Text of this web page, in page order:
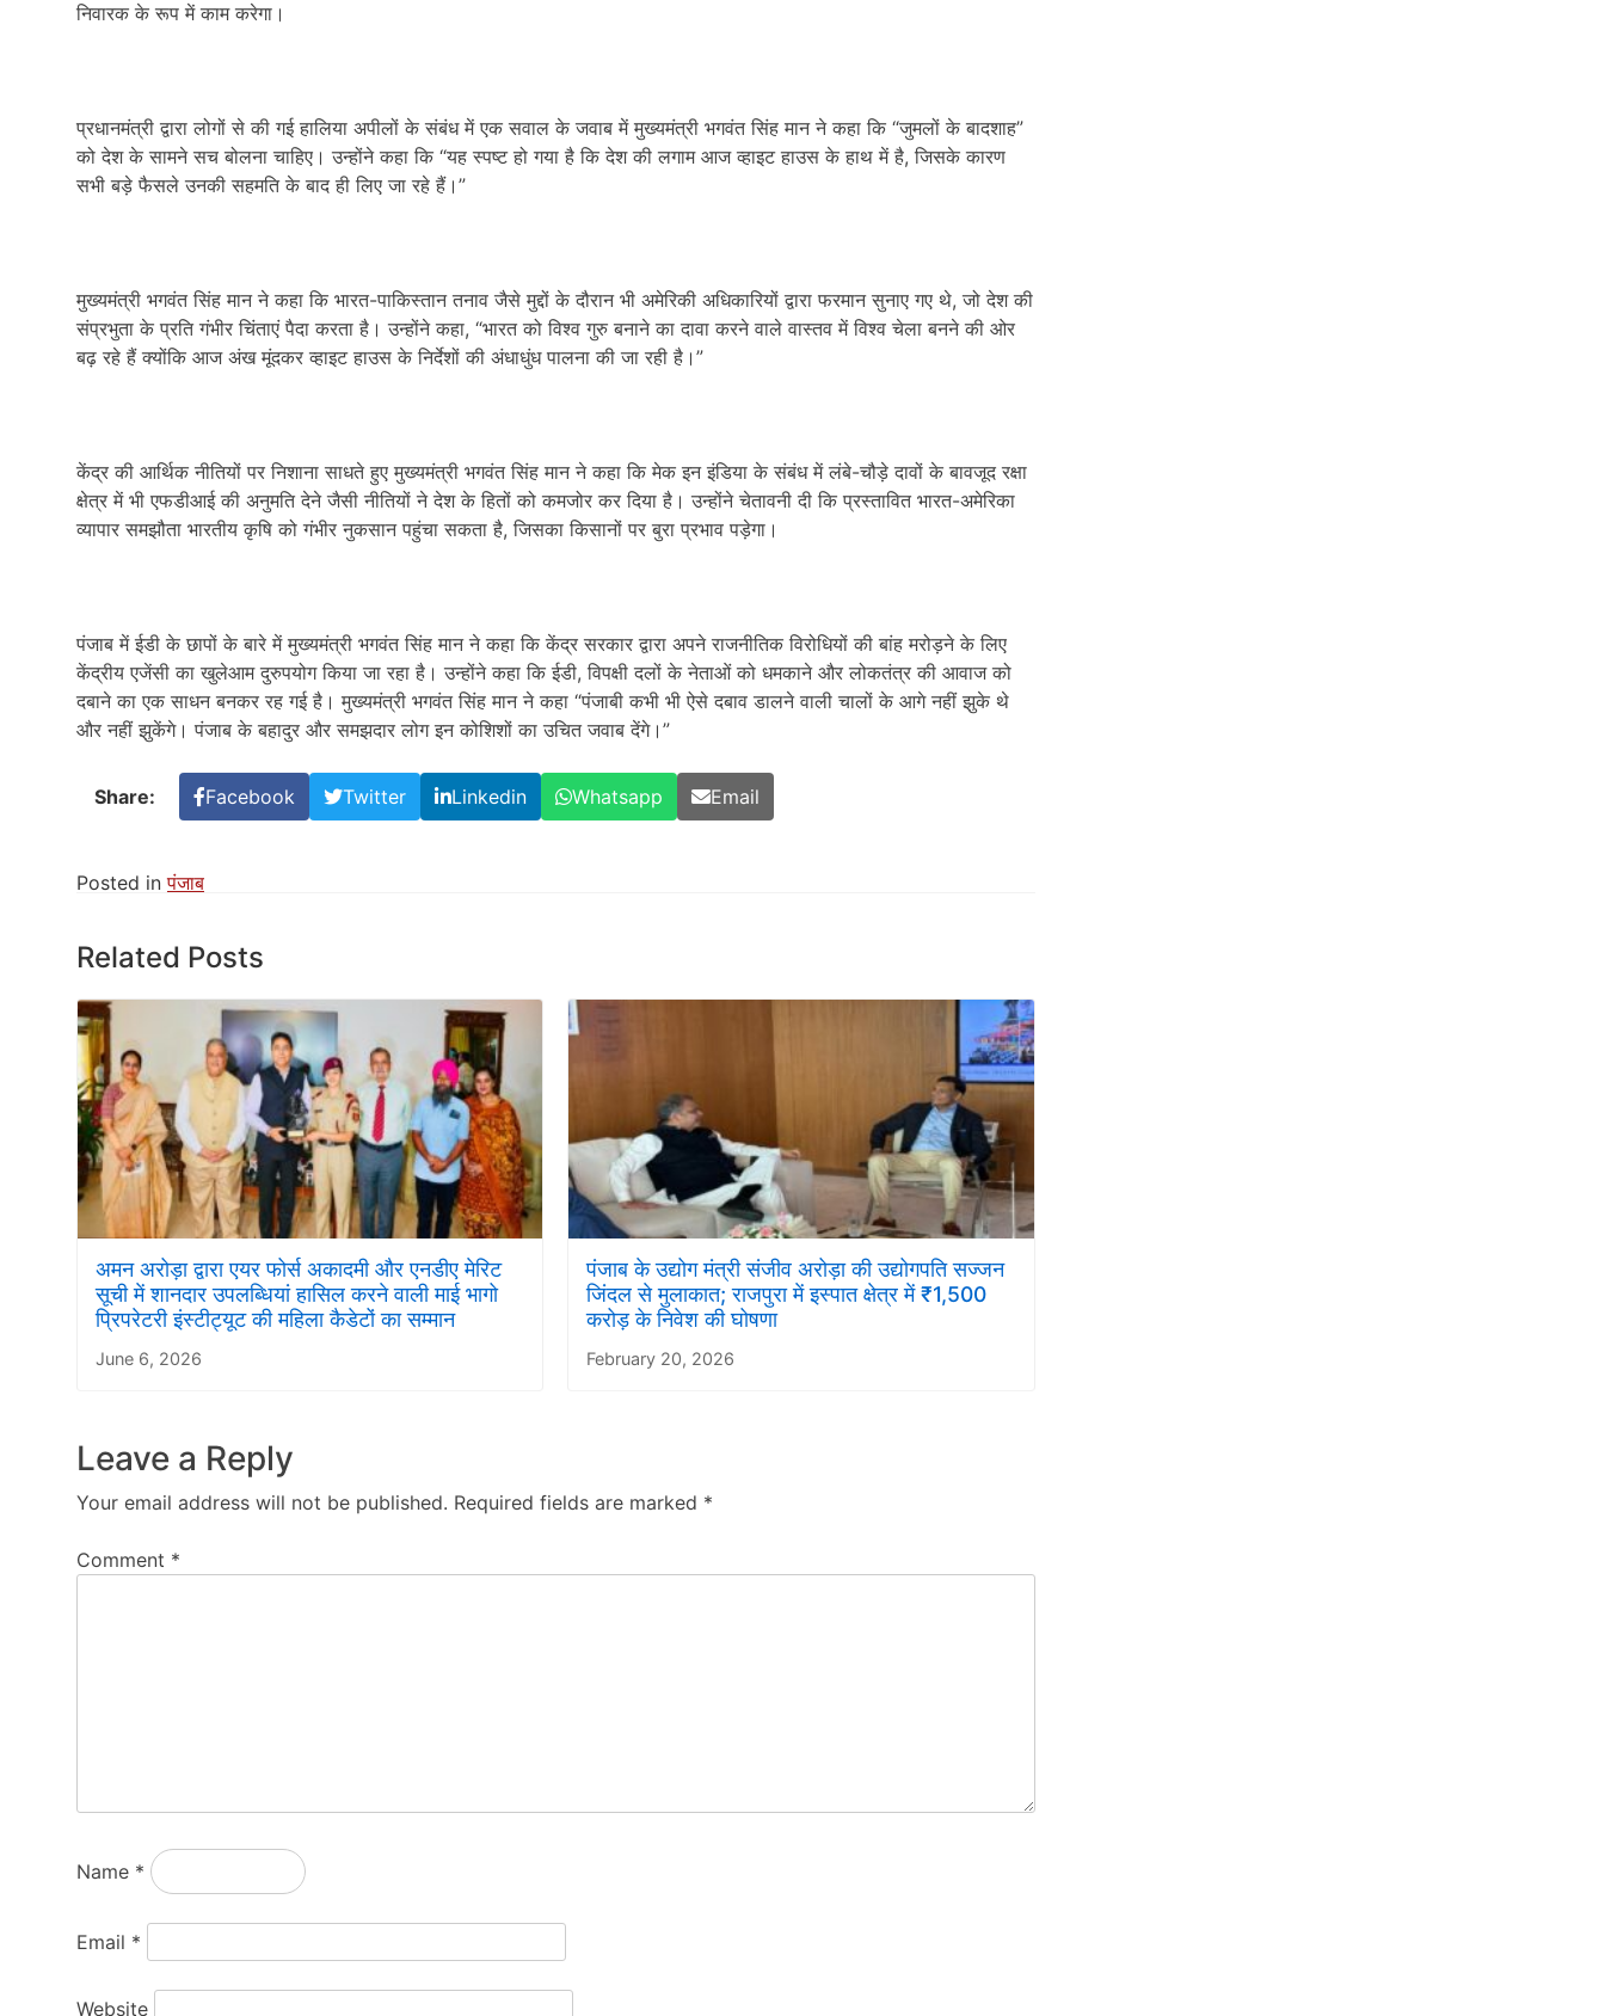
निवारक के रूप में काम करेगा।
प्रधानमंत्री द्वारा लोगों से की गई हालिया अपीलों के संबंध में एक सवाल के जवाब में मुख्यमंत्री भगवंत सिंह मान ने कहा कि “जुमलों के बादशाह”
को देश के सामने सच बोलना चाहिए। उन्होंने कहा कि “यह स्पष्ट हो गया है कि देश की लगाम आज व्हाइट हाउस के हाथ में है,जिसके कारण
सभी बड़े फैसले उनकी सहमति के बाद ही लिए जा रहे हैं।”
मुख्यमंत्री भगवंत सिंह मान ने कहा कि भारत-पाकिस्तान तनाव जैसे मुद्दों के दौरान भी अमेरिकी अधिकारियों द्वारा फरमान सुनाए गए थे,जो देश की
संप्रभुता के प्रति गंभीर चिंताएं पैदा करता है। उन्होंने कहा, “भारत को विश्व गुरु बनाने का दावा करने वाले वास्तव में विश्व चेला बनने की ओर
बढ़ रहे हैं क्योंकि आज अंख मूंदकर व्हाइट हाउस के निर्देशों की अंधाधुंध पालना की जा रही है।”
केंद्र की आर्थिक नीतियों पर निशाना साधते हुए मुख्यमंत्री भगवंत सिंह मान ने कहा कि मेक इन इंडिया के संबंध में लंबे-चौड़े दावों के बावजूद रक्षा
क्षेत्र में भी एफडीआई की अनुमति देने जैसी नीतियों ने देश के हितों को कमजोर कर दिया है। उन्होंने चेतावनी दी कि प्रस्तावित भारत-अमेरिका
व्यापार समझौता भारतीय कृषि को गंभीर नुकसान पहुंचा सकता है,जिसका किसानों पर बुरा प्रभाव पड़ेगा।
पंजाब में ईडी के छापों के बारे में मुख्यमंत्री भगवंत सिंह मान ने कहा कि केंद्र सरकार द्वारा अपने राजनीतिक विरोधियों की बांह मरोड़ने के लिए
केंद्रीय एजेंसी का खुलेआम दुरुपयोग किया जा रहा है। उन्होंने कहा कि ईडी,विपक्षी दलों के नेताओं को धमकाने और लोकतंत्र की आवाज को
दबाने का एक साधन बनकर रह गई है। मुख्यमंत्री भगवंत सिंह मान ने कहा “पंजाबी कभी भी ऐसे दबाव डालने वाली चालों के आगे नहीं झुके थे
और नहीं झुकेंगे। पंजाब के बहादुर और समझदार लोग इन कोशिशों का उचित जवाब देंगे।”
Share: Facebook Twitter Linkedin Whatsapp Email
Posted inपंजाब
Related Posts
अमन अरोड़ा द्वारा एयर फोर्स अकादमी और एनडीए मेरिट
सूची में शानदार उपलब्धियां हासिल करने वाली माई भागो
प्रिपरेटरी इंस्टीट्यूट की महिला कैडेटों का सम्मान
June 6, 2026
पंजाब के उद्योग मंत्री संजीव अरोड़ा की उद्योगपति सज्जन
जिंदल से मुलाकात; राजपुरा में इस्पात क्षेत्र में ₹1,500
करोड़ के निवेश की घोषणा
February 20, 2026
Leave a Reply
Your email address will not be published. Required fields are marked *
Comment *
Name *
Email *
Website